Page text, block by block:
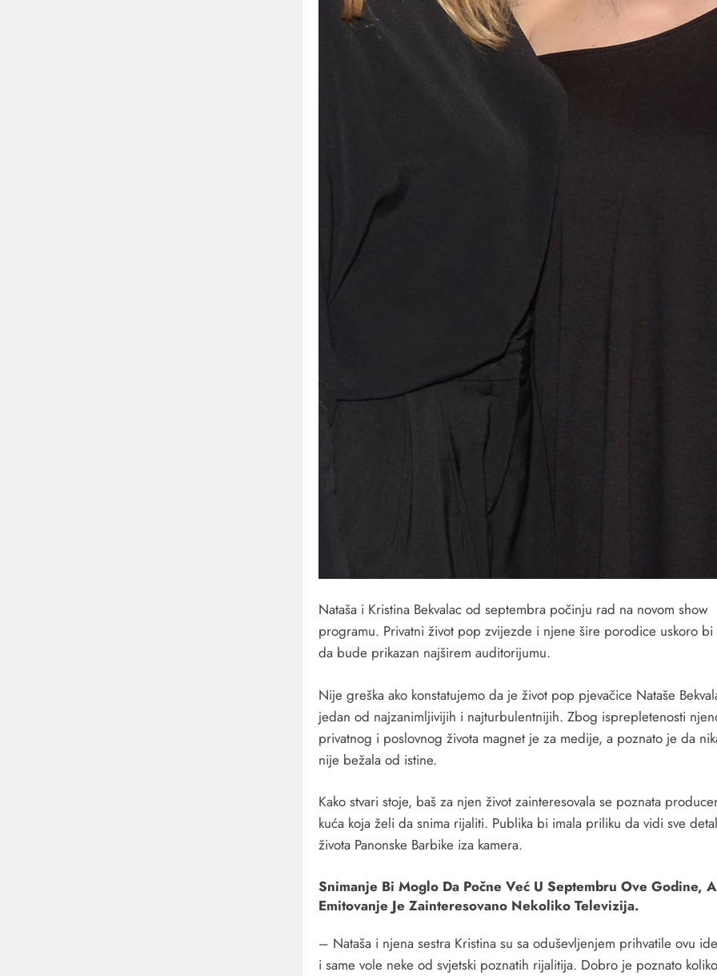
Nataša i Kristina Bekvalac od septembra počinju rad na novom show
programu. Privatni život pop zvijezde i njene šire porodice uskoro bi
da bude prikazan najširem auditorijumu.
Nije greška ako konstatujemo da je život pop pjevačice Nataše
jedan od najzanimljivijih i najturbulentnijih. Zbog isprepletenosti
privatnog i poslovnog života magnet je za medije, a poznato je da
nije bežala od istine.
Kako stvari stoje, baš za njen život zainteresovala se poznata
kuća koja želi da snima rijaliti. Publika bi imala priliku da vidi sve
života Panonske Barbike iza kamera.
Snimanje Bi Moglo Da Počne Već U Septembru Ove Godine,
Emitovanje Je Zainteresovano Nekoliko Televizija.
– Nataša i njena sestra Kristina su sa oduševljenjem prihvatile ovu
i same vole neke od svjetski poznatih rijalitija. Dobro je poznato